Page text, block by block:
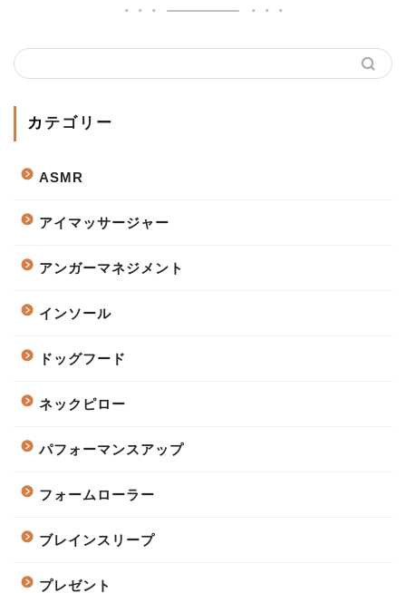
カテゴリー
ASMR
アイマッサージャー
アンガーマネジメント
インソール
ドッグフード
ネックピロー
パフォーマンスアップ
フォームローラー
ブレインスリープ
プレゼント